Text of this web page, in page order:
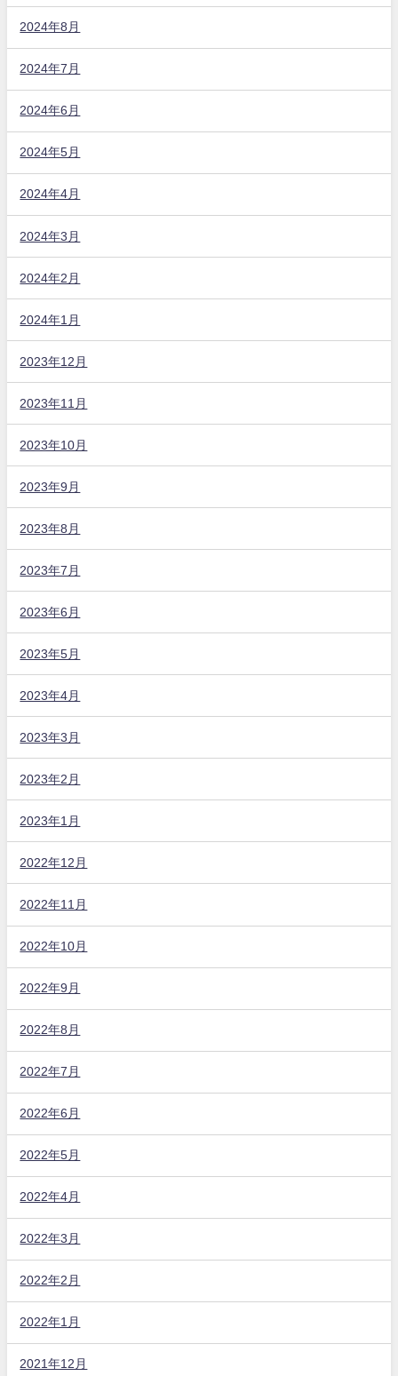
2024年8月
2024年7月
2024年6月
2024年5月
2024年4月
2024年3月
2024年2月
2024年1月
2023年12月
2023年11月
2023年10月
2023年9月
2023年8月
2023年7月
2023年6月
2023年5月
2023年4月
2023年3月
2023年2月
2023年1月
2022年12月
2022年11月
2022年10月
2022年9月
2022年8月
2022年7月
2022年6月
2022年5月
2022年4月
2022年3月
2022年2月
2022年1月
2021年12月